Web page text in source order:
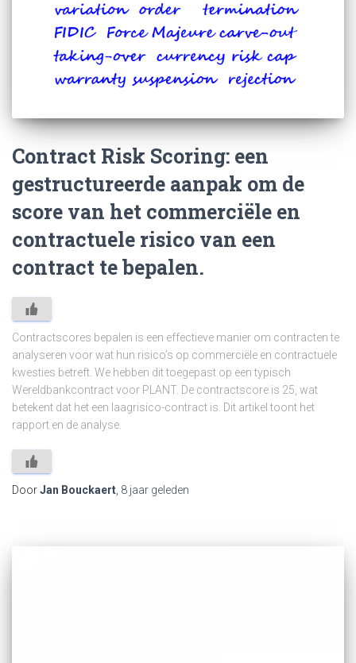
Contract Risk Scoring: een
gestructureerde aanpak om de
score van het commerciële en
contractuele risico van een
contract te bepalen.
Contractscores bepalen is een effectieve manier om contracten te
analyseren voor wat hun risico’s op commerciële en contractuele
kwesties betreft. We hebben dit toegepast op een typisch
Wereldbankcontract voor PLANT. De contractscore is 25, wat
betekent dat het een laagrisico-contract is. Dit artikel toont het
rapport en de analyse.
DoorJan Bouckaert 8 jaar geleden